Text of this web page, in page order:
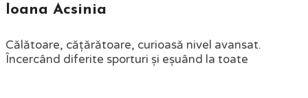
Ioana Acsinia
Călătoare, cățărătoare, curioasă nivel avansat.
Încercând diferite sporturi și eșuând la toate